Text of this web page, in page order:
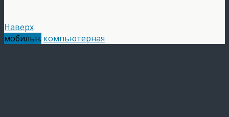
Наверх
мобильн. компьютерная